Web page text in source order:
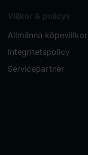
Villkor & policys
Allmänna köpevillkor
Integritetspolicy
Servicepartner